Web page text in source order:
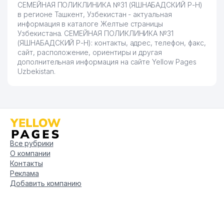
СЕМЕЙНАЯ ПОЛИКЛИНИКА №31 (ЯШНАБАДСКИЙ Р-Н)
в регионе Ташкент, Узбекистан - актуальная
информация в каталоге Желтые страницы
Узбекистана. СЕМЕЙНАЯ ПОЛИКЛИНИКА №31
(ЯШНАБАДСКИЙ Р-Н): контакты, адрес, телефон, факс,
сайт, расположение, ориентиры и другая
дополнительная информация на сайте Yellow Pages
Uzbekistan.
Все рубрики
О компании
Контакты
Реклама
Добавить компанию